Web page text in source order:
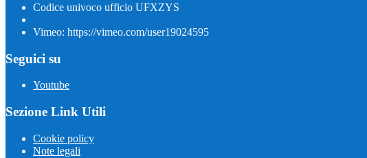
Codice univoco ufficio UFXZYS
Vimeo: https://vimeo.com/user19024595
Seguici su
Youtube
Sezione Link Utili
Cookie policy
Note legali